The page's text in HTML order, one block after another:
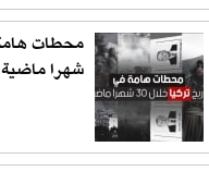
شهرا ماضية